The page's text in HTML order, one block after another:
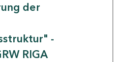
der
-
RIGA